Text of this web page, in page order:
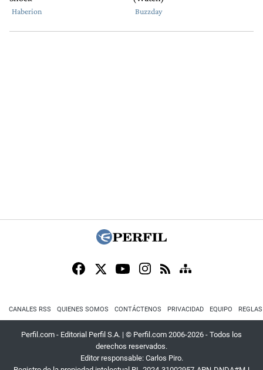
CANALES RSS QUIENES SOMOS CONTÁCTENOS PRIVACIDAD EQUIPO
Perfil.com - Editorial Perfil S.A. | © Perfil.com 2006-2026 - Todos los
derechos reservados.
Editor responsable: Carlos Piro.